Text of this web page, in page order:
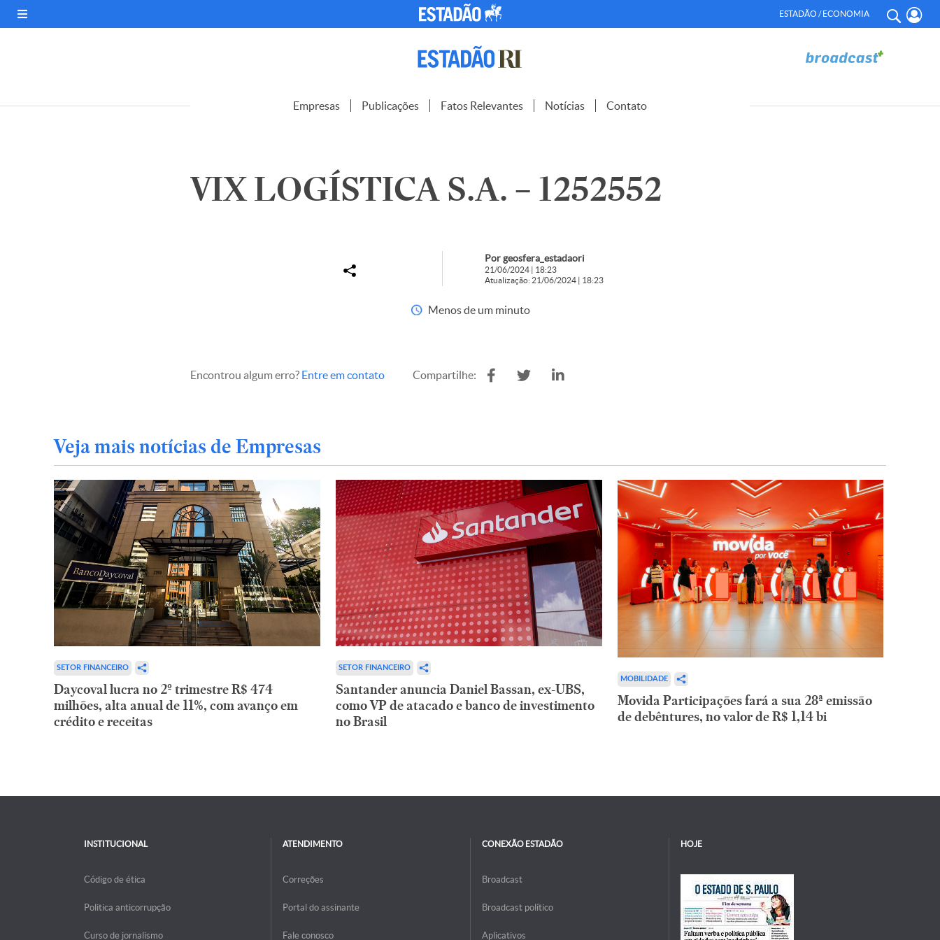
ESTADÃO / ECONOMIA
Empresas Publicações Fatos Relevantes Notícias Contato
VIX LOGÍSTICA S.A. – 1252552
Por geosfera_estadaori
21/06/2024 | 18:23
Atualização: 21/06/2024 | 18:23
Menos de um minuto
Encontrou algum erro? Entre em contato Compartilhe:
Veja mais notícias de Empresas
SETOR FINANCEIRO
Daycoval lucra no 2º trimestre R$ 474
milhões, alta anual de 11%, com avanço em
crédito e receitas
SETOR FINANCEIRO
Santander anuncia Daniel Bassan, ex-UBS,
como VP de atacado e banco de investimento
no Brasil
MOBILIDADE
Movida Participações fará a sua 28ª emissão
de debêntures, no valor de R$ 1,14 bi
INSTITUCIONAL
Código de ética
Politica anticorrupção
Curso de jornalismo
ATENDIMENTO
Correções
Portal do assinante
Fale conosco
CONEXÃO ESTADÃO
Broadcast
Broadcast político
Aplicativos
HOJE